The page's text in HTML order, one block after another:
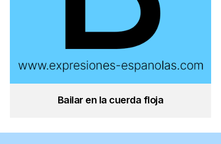
Bailar en la cuerda floja